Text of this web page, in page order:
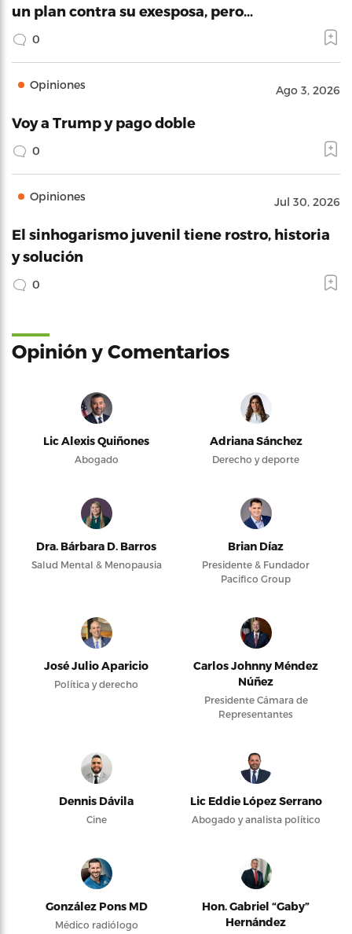
un plan contra su exesposa, pero…
0
Opiniones Ago 3, 2026
Voy a Trump y pago doble
0
Opiniones Jul 30, 2026
El sinhogarismo juvenil tiene rostro, historia
y solución
0
Opinión y Comentarios
Lic Alexis Quiñones
Abogado
Adriana Sánchez
Derecho y deporte
Dra. Bárbara D. Barros
Salud Mental & Menopausia
Brian Díaz
Presidente & Fundador
Pacifico Group
José Julio Aparicio
Política y derecho
Carlos Johnny Méndez
Núñez
Presidente Cámara de
Representantes
Dennis Dávila
Cine
Lic Eddie López Serrano
Abogado y analista político
González Pons MD
Médico radiólogo
Hon. Gabriel “Gaby”
Hernández